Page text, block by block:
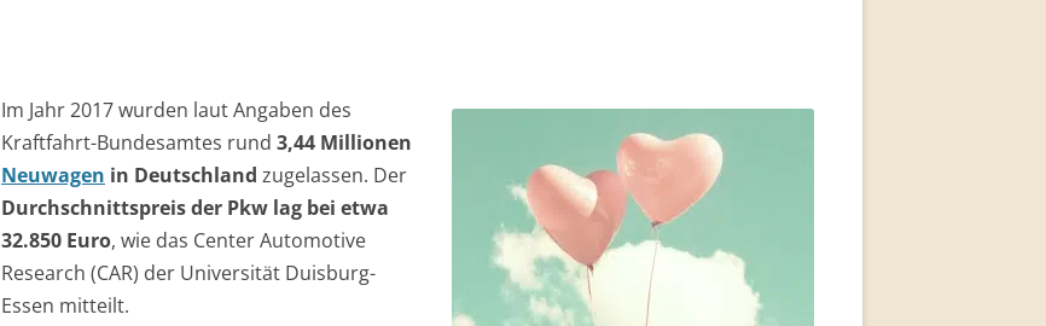
Was ist ein Ballonkredit?
32.850 Euro , wie das Center Automotive
Research (CAR) der Universität Duisburg-
Essen mitteilt.
Eine solch hohe Summe können die
wenigsten aus der Portokasse zahlen. Aus
diesem Grund werden
immer mehr Fahrzeuge in Deutschland mit einem Kredit